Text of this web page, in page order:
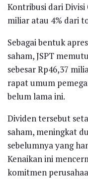
Kontribusi dari
miliar atau 4% dari
Sebagai bentuk
saham, JSPT
sebesar Rp46,37
rapat umum
belum lama ini.
Dividen tersebut
saham, meningkat
sebelumnya yang
Kenaikan ini
komitmen